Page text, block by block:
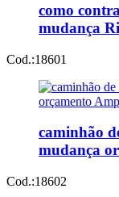
como
mudança
Cod.:18601
caminhão
mudança
Cod.:18602